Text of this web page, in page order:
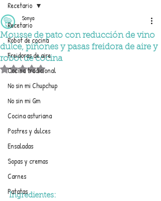
Recetario
Robot de cocina
Freidoras de aire
Cocina tradicional
No sin mi Chupchup
No sin mi Gm
Cocina asturiana
Postres y dulces
Ensaladas
Sopas y cremas
Carnes
Patatas
Recetario
Mousse de pato con reducción de vino
dulce, piñones y pasas freidora de aire y
robot de cocina
Sonya
Obtuvo NaN de 5 estrellas.
Ingredientes: